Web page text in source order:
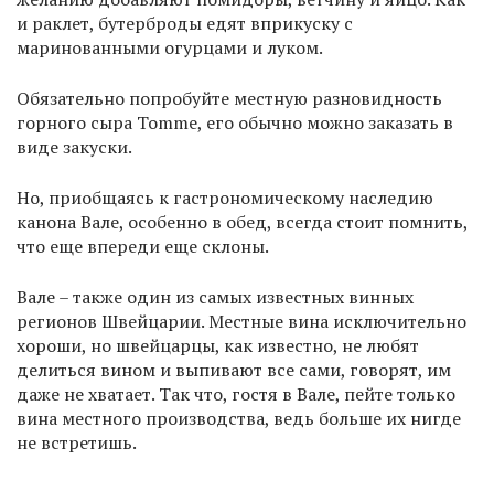
и раклет, бутерброды едят вприкуску с
маринованными огурцами и луком.
Обязательно попробуйте местную разновидность
горного сыра Tomme, его обычно можно заказать в
виде закуски.
Но, приобщаясь к гастрономическому наследию
канона Вале, особенно в обед, всегда стоит помнить,
что еще впереди еще склоны.
Вале – также один из самых известных винных
регионов Швейцарии. Местные вина исключительно
хороши, но швейцарцы, как известно, не любят
делиться вином и выпивают все сами, говорят, им
даже не хватает. Так что, гостя в Вале, пейте только
вина местного производства, ведь больше их нигде
не встретишь.